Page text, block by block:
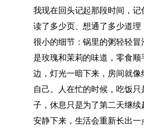
我现在回头记起那段时间，记
读了多少页、想通了多少道理
很小的细节：锅里的粥轻轻冒
是玫瑰和茉莉的味道，零食顺
边，灯光一暗下来，房间就像
自己。人在忙的时候，吃饭只
子，休息只是为了第二天继续
安静下来，生活会重新长出一